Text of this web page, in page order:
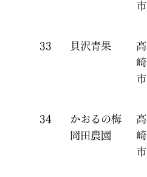
市
33 貝沢青果
高
崎
市
34
かおるの梅
岡田農園
高
崎
市